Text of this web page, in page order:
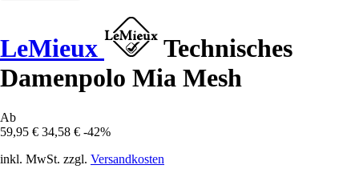
LeMieux
Technisches
Damenpolo Mia Mesh
Ab
59,95 € 34,58 € -42%
inkl. MwSt. zzgl. Versandkosten